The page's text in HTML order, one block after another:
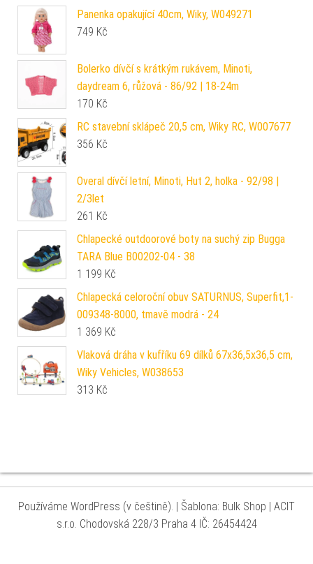
Panenka opakující 40cm, Wiky, W049271
749 Kč
Bolerko dívčí s krátkým rukávem, Minoti,
daydream 6, růžová - 86/92 | 18-24m
170 Kč
RC stavební sklápeč 20,5 cm, Wiky RC, W007677
356 Kč
Overal dívčí letní, Minoti, Hut 2, holka - 92/98 |
2/3let
261 Kč
Chlapecké outdoorové boty na suchý zip Bugga
TARA Blue B00202-04 - 38
1 199 Kč
Chlapecká celoroční obuv SATURNUS, Superfit,1-
009348-8000, tmavě modrá - 24
1 369 Kč
Vlaková dráha v kufříku 69 dílků 67x36,5x36,5 cm,
Wiky Vehicles, W038653
313 Kč
Používáme WordPress (v češtině). Šablona: Bulk Shop
| ACIT
s.r.o. Chodovská 228/3 Praha 4 IČ: 26454424